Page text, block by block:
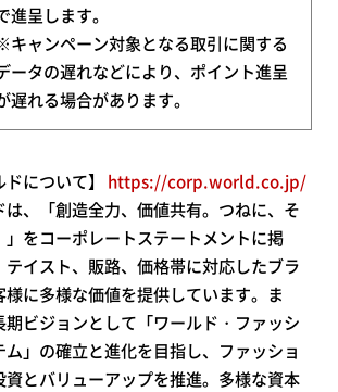
進呈します。
キャンペーン対象となる取引に関する
ータの遅れなどにより、ポイント進呈
遅れる場合があります。
について】 https://corp.world.co.jp/
、「創造全力、価値共有。つねに、そ
」をコーポレートステートメントに掲
イスト、販路、価格帯に対応したブラ
様に多様な価値を提供しています。ま
ビジョンとして「ワールド・ファッシ
ム」の確立と進化を目指し、ファッショ
資とバリューアップを推進。多様な資本